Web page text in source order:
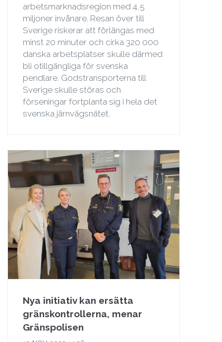
arbetsmarknadsregion med 4,5
miljoner invånare. Resan över till
Sverige riskerar att förlängas med
minst 20 minuter och cirka 320 000
danska arbetsplatser skulle därmed
bli otillgängliga för svenska
pendlare. Godstransporterna till
Sverige skulle störas och
förseningar fortplanta sig i hela det
svenska järnvägsnätet.
Nya initiativ kan ersätta
gränskontrollerna, menar
Gränspolisen